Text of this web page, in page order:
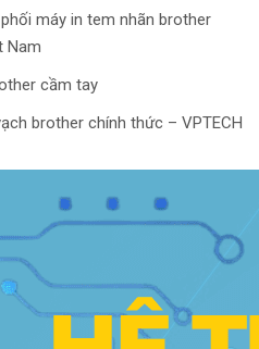
máy in tem nhãn brother
Nam
cầm tay
brother chính thức – VPTECH